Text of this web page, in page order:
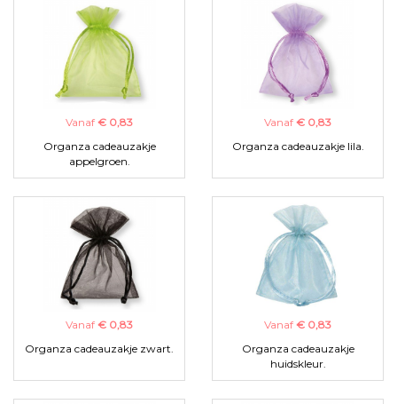
Vanaf € 0,83
Organza cadeauzakje
appelgroen.
Vanaf € 0,83
Organza cadeauzakje lila.
Vanaf € 0,83
Organza cadeauzakje zwart.
Vanaf € 0,83
Organza cadeauzakje
huidskleur.